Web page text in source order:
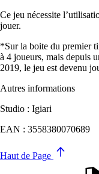
Ce jeu nécessite
jouer.
*Sur la boite du premier
à 4 joueurs, mais depuis
2019, le jeu est devenu
Autres informations
Studio : Igiari
EAN : 3558380070689
Haut de Page